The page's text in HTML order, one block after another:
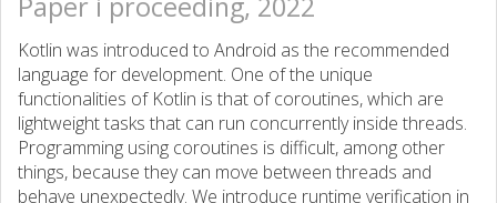
Kotlin was introduced to Android as the recommended
language for development. One of the unique
functionalities of Kotlin is that of coroutines, which are
lightweight tasks that can run concurrently inside threads.
Programming using coroutines is difficult, among other
things, because they can move between threads and
behave unexpectedly. We introduce runtime verification in